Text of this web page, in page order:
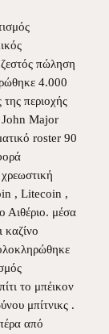
πώληση
4.000
περιοχής
John Major
roster 90
, Litecoin ,
Αιθέριο. μέσα
καζίνο
το μπέικον
μπίτνικς .
​​από